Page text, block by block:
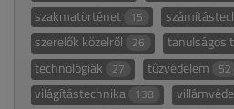
szakmatörténet 15
szerelők közelről 26 tanulságos
technológiák 27 tűzvédelem 52
világítástechnika 138